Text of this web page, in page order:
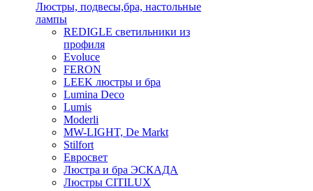
Люстры, подвесы,бра, настольные
лампы
REDIGLE светильники из
профиля
Evoluce
FERON
LEEK люстры и бра
Lumina Deco
Lumis
Moderli
MW-LIGHT, De Markt
Stilfort
Евросвет
Люстра и бра ЭСКАДА
Люстры CITILUX